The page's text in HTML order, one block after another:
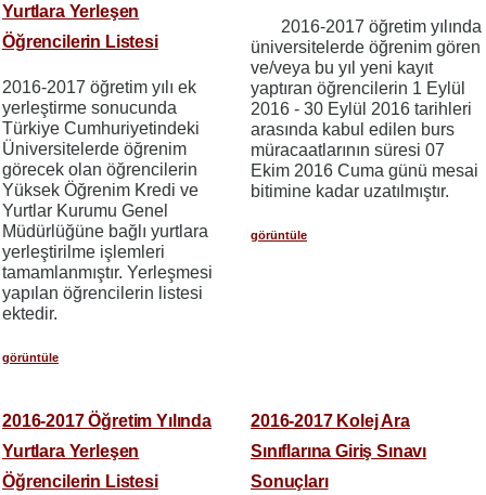
Yurtlara Yerleşen
Öğrencilerin Listesi
2016-2017 öğretim yılı ek
yerleştirme sonucunda
Türkiye Cumhuriyetindeki
Üniversitelerde öğrenim
görecek olan öğrencilerin
Yüksek Öğrenim Kredi ve
Yurtlar Kurumu Genel
Müdürlüğüne bağlı yurtlara
yerleştirilme işlemleri
tamamlanmıştır. Yerleşmesi
yapılan öğrencilerin listesi
ektedir.
görüntüle
2016-2017 öğretim yılında
üniversitelerde öğrenim gören
ve/veya bu yıl yeni kayıt
yaptıran öğrencilerin 1 Eylül
2016 - 30 Eylül 2016 tarihleri
arasında kabul edilen burs
müracaatlarının süresi 07
Ekim 2016 Cuma günü mesai
bitimine kadar uzatılmıştır.
görüntüle
2016-2017 Öğretim Yılında
Yurtlara Yerleşen
Öğrencilerin Listesi
2016-2017 Kolej Ara
Sınıflarına Giriş Sınavı
Sonuçları